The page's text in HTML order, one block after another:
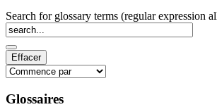
Search for glossary terms (regular expression
Glossaires